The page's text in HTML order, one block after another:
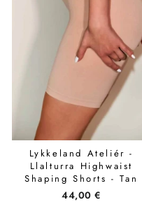
Lykkeland Ateliér -
Llalturra Highwaist
Shaping Shorts - Tan
44,00 €